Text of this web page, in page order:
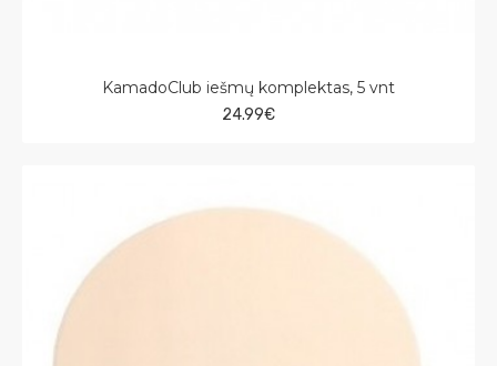
KamadoClub iešmų komplektas, 5 vnt
24.99€